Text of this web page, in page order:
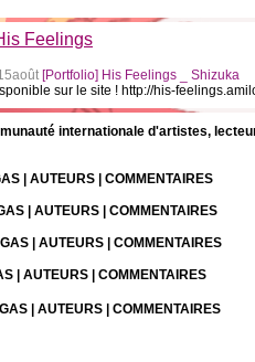
Feelings
[Portfolio] His Feelings _ Shizuka
sur le site ! http://his-
internationale d'artistes,
| AUTEURS | COMMENTAIRES
| AUTEURS | COMMENTAIRES
| AUTEURS | COMMENTAIRES
| AUTEURS | COMMENTAIRES
| AUTEURS | COMMENTAIRES